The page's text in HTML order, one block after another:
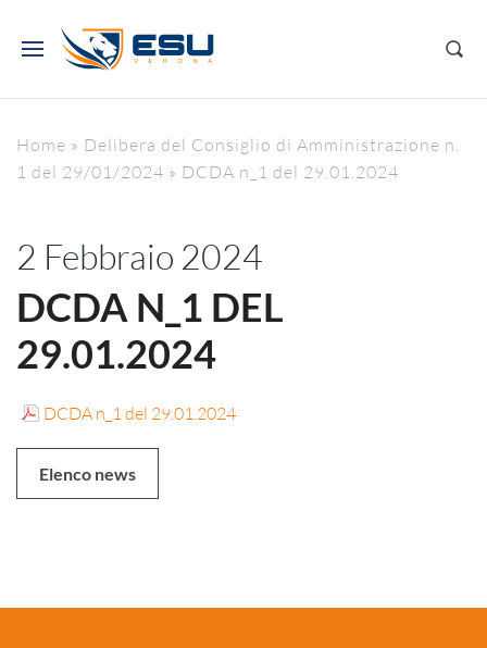
Home » Delibera del Consiglio di Amministrazione n.
1 del 29/01/2024 » DCDA n_1 del 29.01.2024
2 Febbraio 2024
DCDA N_1 DEL
29.01.2024
DCDA n_1 del 29.01.2024
Elenco news